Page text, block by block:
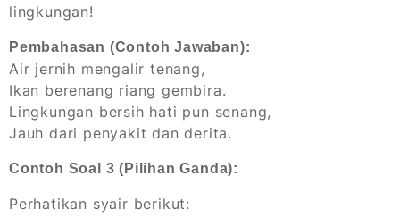
lingkungan!
Pembahasan (Contoh Jawaban):
Air jernih mengalir tenang,
Ikan berenang riang gembira.
Lingkungan bersih hati pun senang,
Jauh dari penyakit dan derita.
Contoh Soal 3 (Pilihan Ganda):
Perhatikan syair berikut: